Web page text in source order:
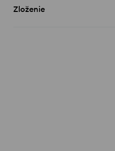
Zloženie